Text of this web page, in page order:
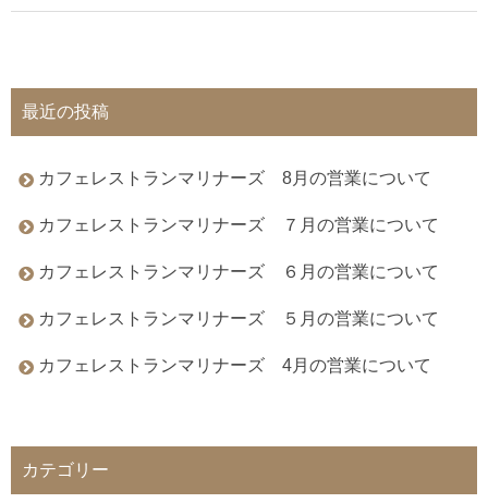
最近の投稿
カフェレストランマリナーズ 8月の営業について
カフェレストランマリナーズ ７月の営業について
カフェレストランマリナーズ ６月の営業について
カフェレストランマリナーズ ５月の営業について
カフェレストランマリナーズ 4月の営業について
カテゴリー